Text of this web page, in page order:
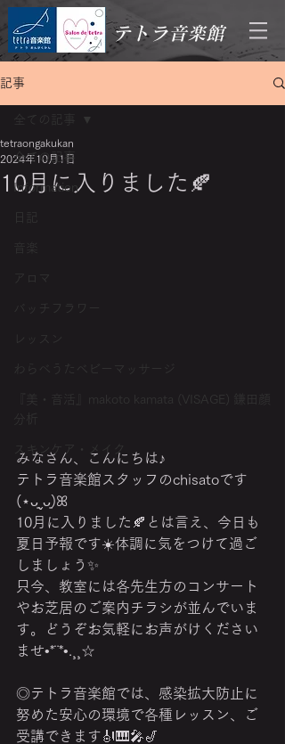
テトラ音楽館
記事
全ての記事
Information
アロマ
バッチフラワー
レッスン
わらべうたベビーマッサージ
『美・音活』makoto kamata (VISAGE) 鎌田顔
分析
スキンケア・メイク
全ての記事
10月に入りました🍂
tetraongakukan
2024年10月1日
みなさん、こんにちは♪
テトラ音楽館スタッフのchisatoです‎
(⋆ᴗ͈ˬᴗ͈)ꕤ︎︎
10月に入りました🍂‬とは言え、今日も
夏日予報です☀️体調に気をつけて過ご
しましょう✨️
只今、教室には各先生方のコンサート
やお芝居のご案内チラシが並んでいま
す。どうぞお気軽にお声がけください
ませ•*¨*•.¸¸☆
◎テトラ音楽館では、感染拡大防止に
努めた安心の環境で各種レッスン、ご
受講できます🎻🎹🎤🎷